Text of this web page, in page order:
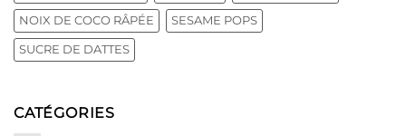
NOIX DE COCO RÂPÉE SESAME POPS
SUCRE DE DATTES
CATÉGORIES